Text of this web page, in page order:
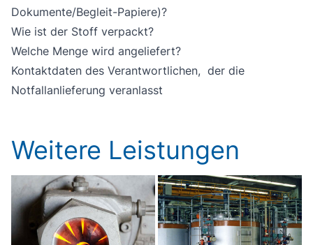
Dokumente/Begleit-Papiere)?
Wie ist der Stoff verpackt?
Welche Menge wird angeliefert?
Kontaktdaten des Verantwortlichen, der die
Notfallanlieferung veranlasst
Weitere Leistungen